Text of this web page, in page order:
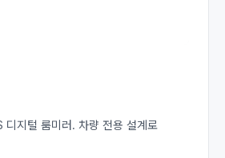
지털 룸미러. 차량 전용 설계로